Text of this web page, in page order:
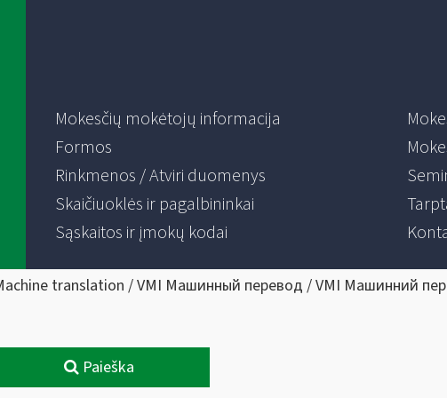
Mokesčių mokėtojų informacija
Formos
Rinkmenos / Atviri duomenys
Skaičiuoklės ir pagalbininkai
Sąskaitos ir įmokų kodai
translation / VMI Машинный перевод / VMI Машинний
Paieška